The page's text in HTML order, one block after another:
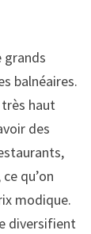
grands
balnéaires.
très haut
des
qu’on
modique.
diversifient